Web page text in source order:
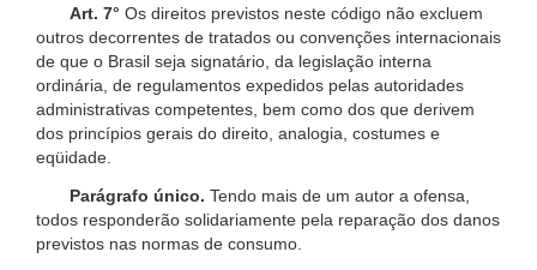
Art. 7° Os direitos previstos neste código não excluem
outros decorrentes de tratados ou convenções internacionais
de que o Brasil seja signatário, da legislação interna
ordinária, de regulamentos expedidos pelas autoridades
administrativas competentes, bem como dos que derivem
dos princípios gerais do direito, analogia, costumes e
eqüidade.
Parágrafo único. Tendo mais de um autor a ofensa,
todos responderão solidariamente pela reparação dos danos
previstos nas normas de consumo.